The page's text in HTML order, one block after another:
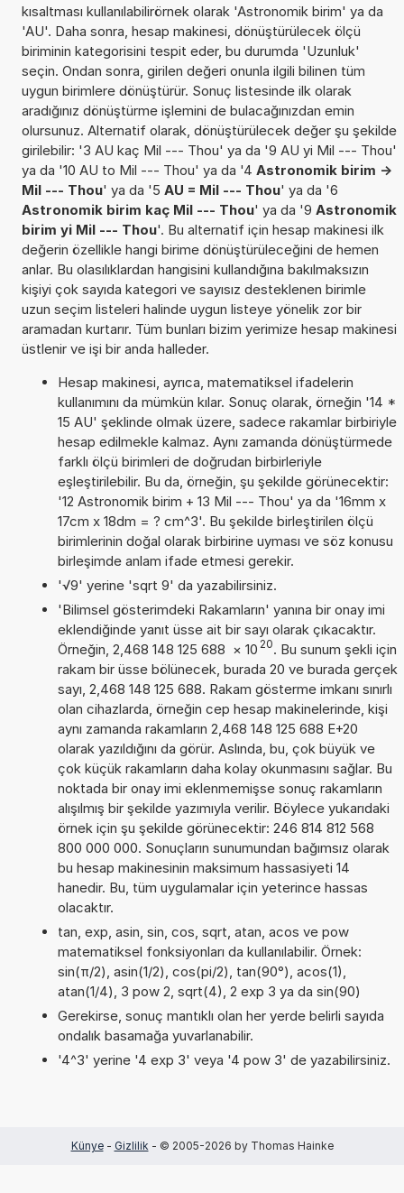
kısaltması kullanılabilirörnek olarak 'Astronomik birim' ya da
'AU'. Daha sonra, hesap makinesi, dönüştürülecek ölçü
biriminin kategorisini tespit eder, bu durumda 'Uzunluk'
seçin. Ondan sonra, girilen değeri onunla ilgili bilinen tüm
uygun birimlere dönüştürür. Sonuç listesinde ilk olarak
aradığınız dönüştürme işlemini de bulacağınızdan emin
olursunuz. Alternatif olarak, dönüştürülecek değer şu şekilde
girilebilir: '3 AU kaç Mil --- Thou' ya da '9 AU yi Mil --- Thou'
ya da '10 AU to Mil --- Thou' ya da '4 Astronomik birim ->
Mil --- Thou' ya da '5 AU = Mil --- Thou' ya da '6
Astronomik birim kaç Mil --- Thou' ya da '9 Astronomik
birim yi Mil --- Thou'. Bu alternatif için hesap makinesi ilk
değerin özellikle hangi birime dönüştürüleceğini de hemen
anlar. Bu olasılıklardan hangisini kullandığına bakılmaksızın
kişiyi çok sayıda kategori ve sayısız desteklenen birimle
uzun seçim listeleri halinde uygun listeye yönelik zor bir
aramadan kurtarır. Tüm bunları bizim yerimize hesap makinesi
üstlenir ve işi bir anda halleder.
Hesap makinesi, ayrıca, matematiksel ifadelerin
kullanımını da mümkün kılar. Sonuç olarak, örneğin '14 *
15 AU' şeklinde olmak üzere, sadece rakamlar birbiriyle
hesap edilmekle kalmaz. Aynı zamanda dönüştürmede
farklı ölçü birimleri de doğrudan birbirleriyle
eşleştirilebilir. Bu da, örneğin, şu şekilde görünecektir:
'12 Astronomik birim + 13 Mil --- Thou' ya da '16mm x
17cm x 18dm = ? cm^3'. Bu şekilde birleştirilen ölçü
birimlerinin doğal olarak birbirine uyması ve söz konusu
birleşimde anlam ifade etmesi gerekir.
'√9' yerine 'sqrt 9' da yazabilirsiniz.
'Bilimsel gösterimdeki Rakamların' yanına bir onay imi
eklendiğinde yanıt üsse ait bir sayı olarak çıkacaktır.
Örneğin, 2,468 148 125 688 × 10 20. Bu sunum şekli için
rakam bir üsse bölünecek, burada 20 ve burada gerçek
sayı, 2,468 148 125 688. Rakam gösterme imkanı sınırlı
olan cihazlarda, örneğin cep hesap makinelerinde, kişi
aynı zamanda rakamların 2,468 148 125 688 E+20
olarak yazıldığını da görür. Aslında, bu, çok büyük ve
çok küçük rakamların daha kolay okunmasını sağlar. Bu
noktada bir onay imi eklenmemişse sonuç rakamların
alışılmış bir şekilde yazımıyla verilir. Böylece yukarıdaki
örnek için şu şekilde görünecektir: 246 814 812 568
800 000 000. Sonuçların sunumundan bağımsız olarak
bu hesap makinesinin maksimum hassasiyeti 14
hanedir. Bu, tüm uygulamalar için yeterince hassas
olacaktır.
tan, exp, asin, sin, cos, sqrt, atan, acos ve pow
matematiksel fonksiyonları da kullanılabilir. Örnek:
sin(π/2), asin(1/2), cos(pi/2), tan(90°), acos(1),
atan(1/4), 3 pow 2, sqrt(4), 2 exp 3 ya da sin(90)
Gerekirse, sonuç mantıklı olan her yerde belirli sayıda
ondalık basamağa yuvarlanabilir.
'4^3' yerine '4 exp 3' veya '4 pow 3' de yazabilirsiniz.
Künye- Gizlilik - © 2005-2026 by Thomas Hainke